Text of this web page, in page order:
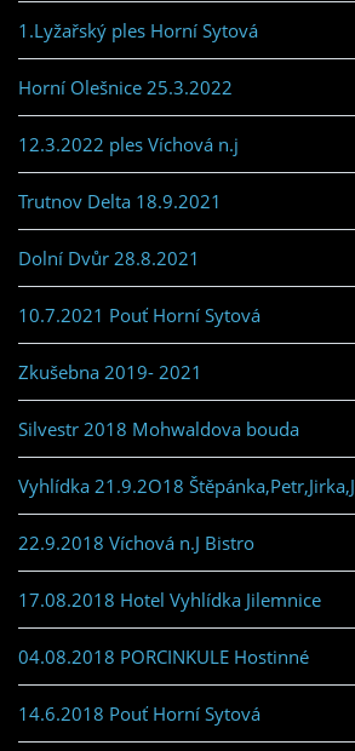
1.Lyžařský ples Horní Sytová
Horní Olešnice 25.3.2022
12.3.2022 ples Víchová n.j
Trutnov Delta 18.9.2021
Dolní Dvůr 28.8.2021
10.7.2021 Pouť Horní Sytová
Zkušebna 2019- 2021
Silvestr 2018 Mohwaldova bouda
Vyhlídka 21.9.2O18
22.9.2018 Víchová n.J Bistro
17.08.2018 Hotel Vyhlídka Jilemnice
04.08.2018 PORCINKULE Hostinné
14.6.2018 Pouť Horní Sytová